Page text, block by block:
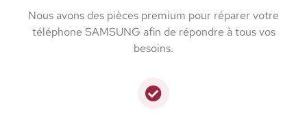
Nous avons des pièces premium pour réparer votre
téléphone SAMSUNG afin de répondre à tous vos
besoins.